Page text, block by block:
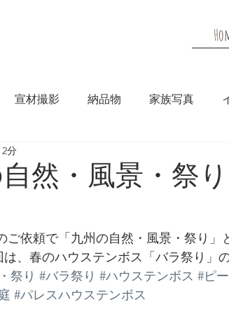
宣材撮影 納品物 家族写真
自然・風景・祭
分
、春のハウステンボス「バラ祭り」
祭り #バラ祭り #ハウステンボス #ピ
#パレスハウステンボス